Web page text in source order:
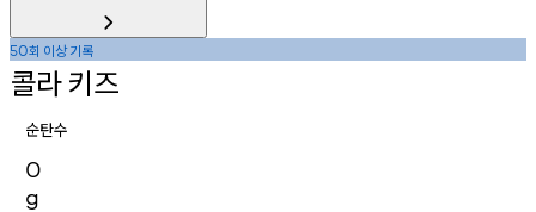
50회 이상기록
콜라키즈
순탄수
0
g